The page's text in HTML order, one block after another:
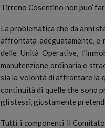
Tirreno Cosentino non puo’
La problematica che da anni
affrontata adeguatamente, e
delle Unità Operative,
manutenzione ordinaria e
sia la volontà di affrontare la
continuità di quelle che sono
gli stessi, giustamente
Tutti i componenti il